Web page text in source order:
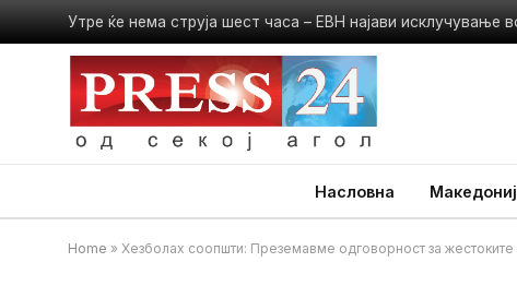
Утре ќе нема струја шест часа – ЕВН најави исклучување
Насловна
Home » Хезболах соопшти: Преземавме одговорност за жестоките